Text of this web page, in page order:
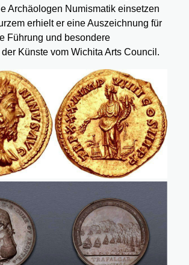
Archäologen Numismatik einsetzen
erhielt er eine Auszeichnung für
Führung und besondere
Künste vom Wichita Arts Council.